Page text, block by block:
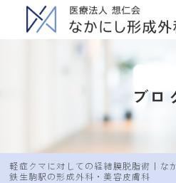
ブロ
軽症クマに対しての経結膜脱脂術｜な
鉄生駒駅の形成外科・美容皮膚科